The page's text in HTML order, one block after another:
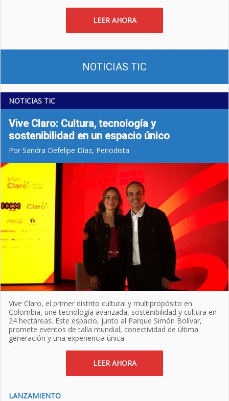
LEER AHORA
NOTICIAS TIC
NOTICIAS TIC
Vive Claro: Cultura, tecnología y
sostenibilidad en un espacio único
Por Sandra Defelipe Díaz, Periodista
Vive Claro, el primer distrito cultural y multipropósito en
Colombia, une tecnología avanzada, sostenibilidad y cultura en
24 hectáreas. Este espacio, junto al Parque Simón Bolívar,
promete eventos de talla mundial, conectividad de última
generación y una experiencia única.
LEER AHORA
LANZAMIENTO